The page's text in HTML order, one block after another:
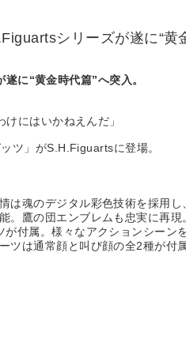
シリーズが遂に“
に“黄金時代篇”へ突入。
にはいかねえんだ」
ツ」がS.H.Figuartsに登場。
魂のデジタル彩色技術を採用し
鷹の団エンブレムも忠実に再現
付属。様々なアクションシーン
は通常顔と叫び顔の全2種が付属